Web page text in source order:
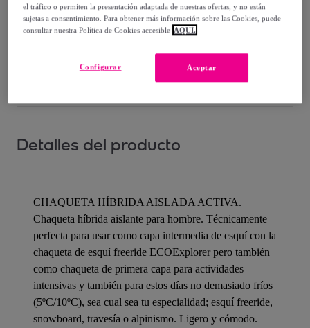
Entrega: Entre el16/08y el19/08
Detalles del producto
CHAQUETA HÍBRIDA AISLADA ACTIVA.
Chaqueta híbrida aislante para hombre. Técnicamente
perfecta para usar como capa intermedia de esquí con la
chaqueta de esquí freeride ECOExplorer pero también
como chaqueta de primera capa para actividades
intensivas y también para estos días no demasiado fríos
(5ºC/10ºC), sea cual sea tu especialidad; esquí freeride,
snowboard, travesía o alpinismo. Ligero y cómodo.
el tráfico o permiten la presentación adaptada de nuestras ofertas, y no están
sujetas a consentimiento. Para obtener más información sobre las Cookies, puede
consultar nuestra Política de Cookies accesible AQUÍ.
Aceptar
Configurar